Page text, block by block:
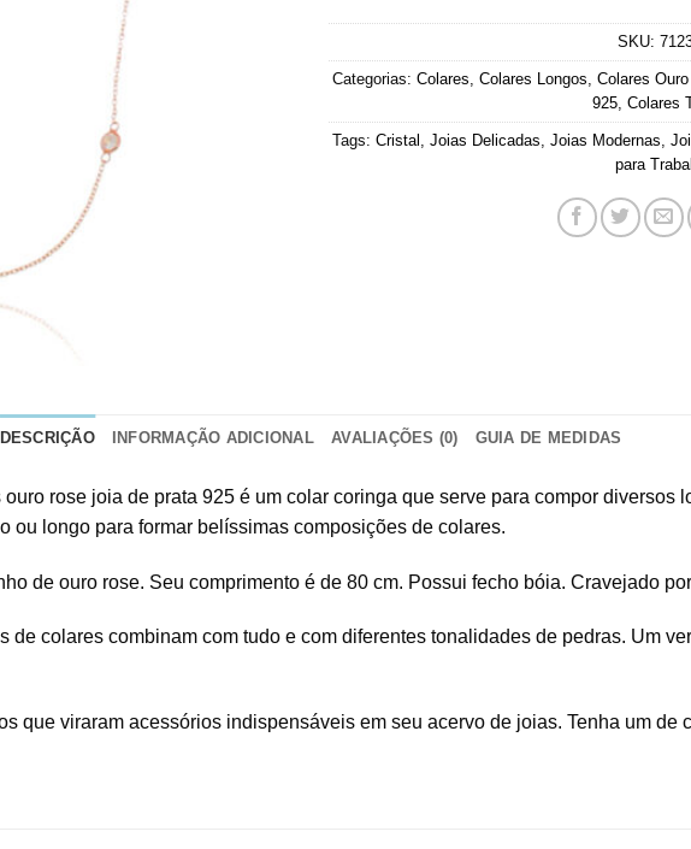
SKU:
Categorias: Colares Colares Longos Colares
925 Colares
Tags: Cristal Joias Delicadas Joias Modernas
para
DESCRIÇÃO INFORMAÇÃO ADICIONAL AVALIAÇÕES (0) GUIA DE MEDIDAS
rose joia de prata 925 é um colar coringa que serve para compor diversos
ou longo para formar belíssimas composições de colares.
de ouro rose. Seu comprimento é de 80 cm. Possui fecho bóia. Cravejado
de colares combinam com tudo e com diferentes tonalidades de pedras. Um
que viraram acessórios indispensáveis em seu acervo de joias. Tenha um de